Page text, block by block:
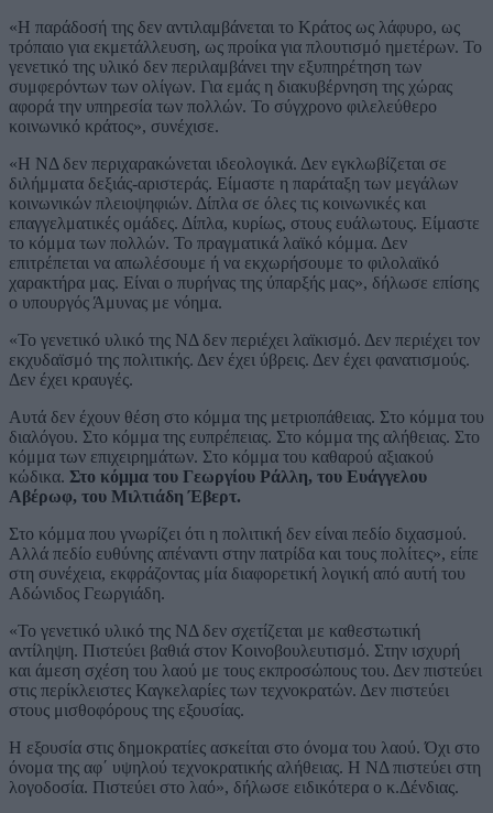
«Η παράδοσή της δεν αντιλαμβάνεται το Κράτος ως λάφυρο, ως
τρόπαιο για εκμετάλλευση, ως προίκα για πλουτισμό ημετέρων. Το
γενετικό της υλικό δεν περιλαμβάνει την εξυπηρέτηση των
συμφερόντων των ολίγων. Για εμάς η διακυβέρνηση της χώρας
αφορά την υπηρεσία των πολλών. Το σύγχρονο φιλελεύθερο
κοινωνικό κράτος», συνέχισε.
«Η ΝΔ δεν περιχαρακώνεται ιδεολογικά. Δεν εγκλωβίζεται σε
διλήμματα δεξιάς-αριστεράς. Είμαστε η παράταξη των μεγάλων
κοινωνικών πλειοψηφιών. Δίπλα σε όλες τις κοινωνικές και
επαγγελματικές ομάδες. Δίπλα, κυρίως, στους ευάλωτους. Είμαστε
το κόμμα των πολλών. Το πραγματικά λαϊκό κόμμα. Δεν
επιτρέπεται να απωλέσουμε ή να εκχωρήσουμε το φιλολαϊκό
χαρακτήρα μας. Είναι ο πυρήνας της ύπαρξής μας», δήλωσε επίσης
ο υπουργός Άμυνας με νόημα.
«Το γενετικό υλικό της ΝΔ δεν περιέχει λαϊκισμό. Δεν περιέχει τον
εκχυδαϊσμό της πολιτικής. Δεν έχει ύβρεις. Δεν έχει φανατισμούς.
Δεν έχει κραυγές.
Αυτά δεν έχουν θέση στο κόμμα της μετριοπάθειας. Στο κόμμα του
διαλόγου. Στο κόμμα της ευπρέπειας. Στο κόμμα της αλήθειας. Στο
κόμμα των επιχειρημάτων. Στο κόμμα του καθαρού αξιακού
κώδικα. Στο κόμμα του Γεωργίου Ράλλη, του Ευάγγελου
Αβέρωφ, του Μιλτιάδη Έβερτ.
Στο κόμμα που γνωρίζει ότι η πολιτική δεν είναι πεδίο διχασμού.
Αλλά πεδίο ευθύνης απέναντι στην πατρίδα και τους πολίτες», είπε
στη συνέχεια, εκφράζοντας μία διαφορετική λογική από αυτή του
Αδώνιδος Γεωργιάδη.
«Το γενετικό υλικό της ΝΔ δεν σχετίζεται με καθεστωτική
αντίληψη. Πιστεύει βαθιά στον Κοινοβουλευτισμό. Στην ισχυρή
και άμεση σχέση του λαού με τους εκπροσώπους του. Δεν πιστεύει
στις περίκλειστες Καγκελαρίες των τεχνοκρατών. Δεν πιστεύει
στους μισθοφόρους της εξουσίας.
Η εξουσία στις δημοκρατίες ασκείται στο όνομα του λαού. Όχι στο
όνομα της αφ΄ υψηλού τεχνοκρατικής αλήθειας. Η ΝΔ πιστεύει στη
λογοδοσία. Πιστεύει στο λαό», δήλωσε ειδικότερα ο κ.Δένδιας.